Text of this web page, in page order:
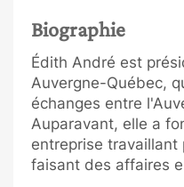
Biographie
Édith André est
Auvergne-Québec,
échanges entre
Auparavant, elle a
entreprise travaillant
faisant des affaires